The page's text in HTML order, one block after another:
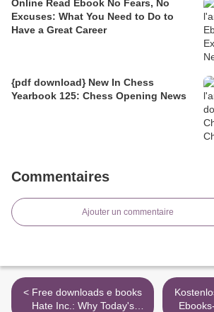
Online Read Ebook No Fears, No
Excuses: What You Need to Do to
Have a Great Career
{pdf download} New In Chess
Yearbook 125: Chess Opening News
Commentaires
Ajouter un commentaire
< Free downloads e books
Hate Inc.: Why Today's